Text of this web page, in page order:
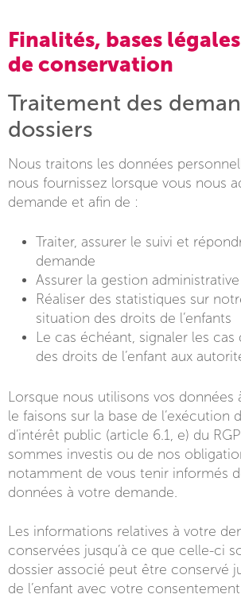
Finalités, bases
de conservation
Traitement des
dossiers
Nous traitons les données
nous fournissez lorsque vous nous
demande et afin de :
Traiter, assurer le suivi et
demande
Assurer la gestion
Réaliser des statistiques sur
situation des droits de l’enfants
Le cas échéant, signaler les
des droits de l’enfant aux
Lorsque nous utilisons vos données
le faisons sur la base de l’exécution
d’intérêt public (article 6.1, e) du
sommes investis ou de nos
notamment de vous tenir informés
données à votre demande.
Les informations relatives à votre
conservées jusqu’à ce que celle-ci
dossier associé peut être conservé
de l’enfant avec votre consentement.